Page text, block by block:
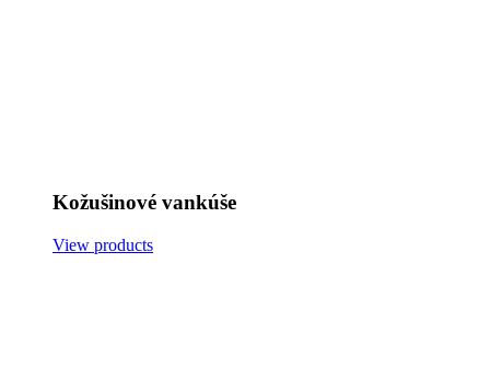
Kožušinové vankúše
View products